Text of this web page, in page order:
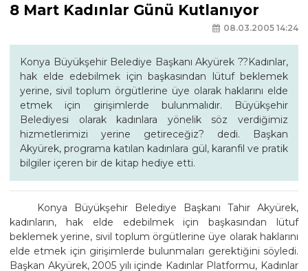
8 Mart Kadınlar Günü Kutlanıyor
08.03.2005 14:24
Konya Büyükşehir Belediye Başkanı Akyürek ??Kadınlar,
hak elde edebilmek için başkasından lütuf beklemek
yerine, sivil toplum örgütlerine üye olarak haklarını elde
etmek için girişimlerde bulunmalıdır. Büyükşehir
Belediyesi olarak kadınlara yönelik söz verdiğimiz
hizmetlerimizi yerine getireceğiz? dedi. Başkan
Akyürek, programa katılan kadınlara gül, karanfil ve pratik
bilgiler içeren bir de kitap hediye etti.
Konya Büyükşehir Belediye Başkanı Tahir Akyürek,
kadınların, hak elde edebilmek için başkasından lütuf
beklemek yerine, sivil toplum örgütlerine üye olarak haklarını
elde etmek için girişimlerde bulunmaları gerektiğini söyledi.
Başkan Akyürek, 2005 yılı içinde Kadınlar Platformu, Kadınlar